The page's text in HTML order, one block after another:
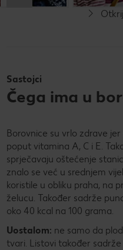
Sastojci
Čega ima u
Borovnice su vrlo zdrave
poput vitamina A, C i E.
sprječavaju oštećenje
znalo se već u srednjem
koristile u obliku praha, na
želucu. Također sadrže
oko 40 kcal na 100 grama.
Uostalom: ne samo da
tvari. Listovi također